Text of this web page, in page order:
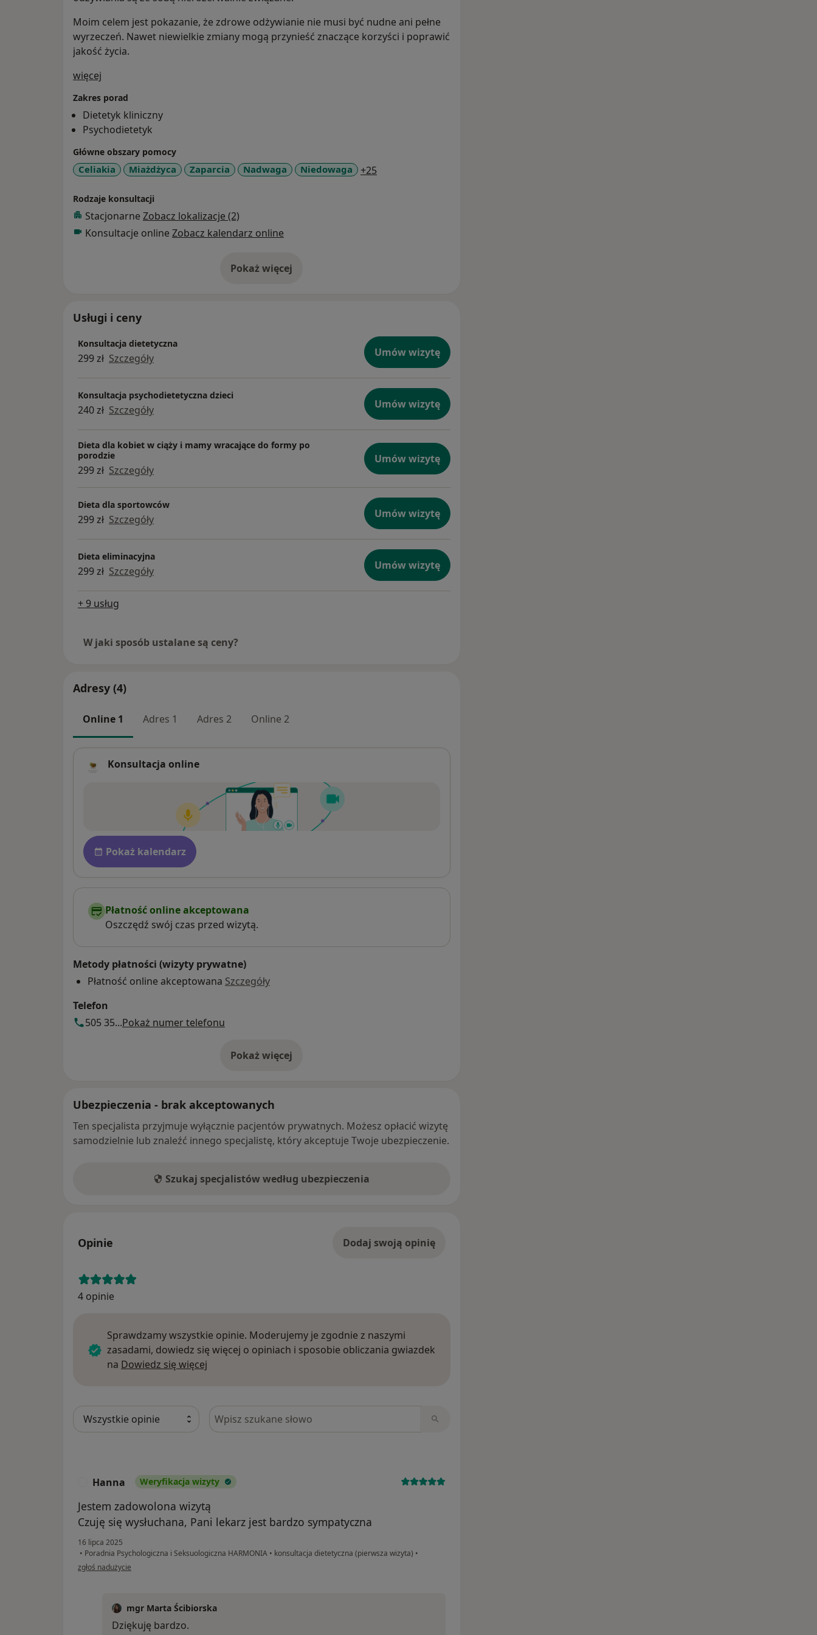
Moim celem jest pokazanie, że zdrowe odżywianie nie musi być nudne ani pełne
wyrzeczeń. Nawet niewielkie zmiany mogą przynieść znaczące korzyści i poprawić
jakość życia.
więcej
Zakres porad
Dietetyk kliniczny
Psychodietetyk
Główne obszary pomocy
Celiakia Miażdżyca Zaparcia Nadwaga Niedowaga +25
Rodzaje konsultacji
Stacjonarne Zobacz lokalizacje (2)
Konsultacje online Zobacz kalendarz online
Pokaż więcejo doświadczeniu
Usługi i ceny
Konsultacja dietetyczna
299 zł Szczegóły Umów wizytę
Konsultacja psychodietetyczna dzieci
240 zł Szczegóły Umów wizytę
Dieta dla kobiet w ciąży i mamy wracające do formy po
porodzie
299 zł Szczegóły
Umów wizytę
Dieta dla sportowców
299 zł Szczegóły Umów wizytę
Dieta eliminacyjna
299 zł Szczegóły Umów wizytę
+ 9 usług
W jaki sposób ustalane są ceny?
Adresy (4)
Online 1 Adres 1 Adres 2 Online 2
Konsultacja online
Dostępność
Pokaż kalendarz
Płatność online akceptowana
Oszczędź swój czas przed wizytą.
Metody płatności (wizyty prywatne)
Płatność online akceptowana Szczegóły
Telefon
505 35...Pokaż numer telefonu
Pokaż więcej
o adresie
Ubezpieczenia - brak akceptowanych
Ten specjalista przyjmuje wyłącznie pacjentów prywatnych. Możesz opłacić wizytę
samodzielnie lub znaleźć innego specjalistę, który akceptuje Twoje ubezpieczenie.
Szukaj specjalistów według ubezpieczenia
Opinie Dodaj swoją opinię
4 opinie
Sprawdzamy wszystkie opinie. Moderujemy je zgodnie z naszymi
zasadami, dowiedz się więcej o opiniach i sposobie obliczania gwiazdek
na Dowiedz się więcej
Szukaj w opiniach
Hanna Weryfikacja wizyty
Jestem zadowolona wizytą
Czuję się wysłuchana, Pani lekarz jest bardzo sympatyczna
16 lipca 2025
• Poradnia Psychologiczna i Seksuologiczna HARMONIA • konsultacja dietetyczna (pierwsza wizyta) •
w opinii użytkownika Hanna
zgłoś nadużycie
mgr Marta Ścibiorska
Dziękuję bardzo.